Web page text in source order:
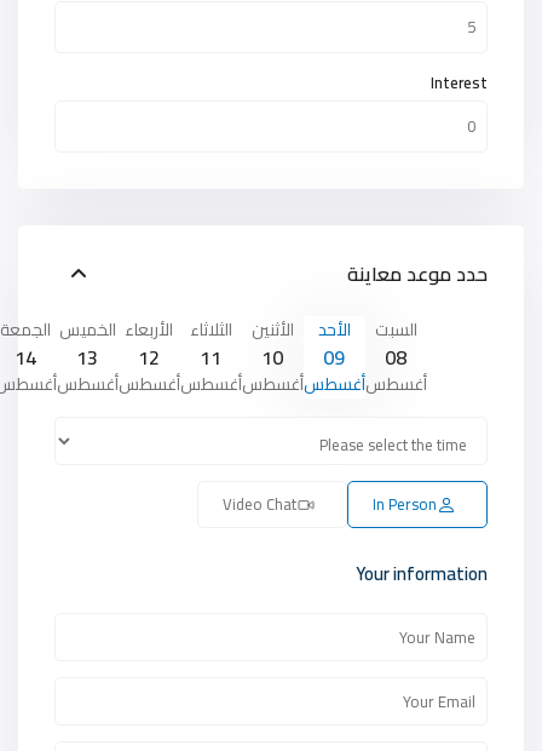
Interest
حدد موعد معاينة
السبت
08
أغسطس
الأحد
09
أغسطس
الأثنين
10
أغسطس
الثلاثاء
11
أغسطس
الأربعاء
12
أغسطس
الخميس
13
أغسطس
الجمعة
14
In Person
Video Chat
Your information